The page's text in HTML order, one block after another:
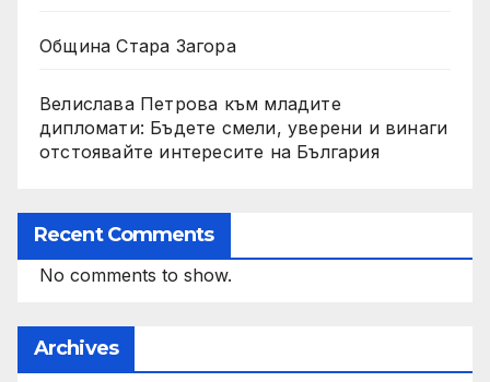
Община Стара Загора
Велислава Петрова към младите
дипломати: Бъдете смели, уверени и винаги
отстоявайте интересите на България
Recent Comments
No comments to show.
Archives